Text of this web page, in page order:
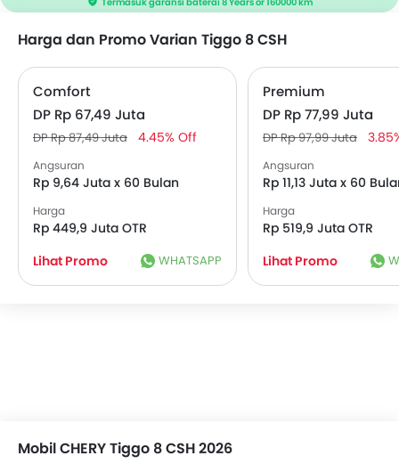
Harga dan Promo Varian Tiggo 8 CSH
Comfort
DP Rp 67,49 Juta
DP Rp 87,49 Juta 4.45% Off
Angsuran
Rp 9,64 Juta x 60 Bulan
Harga
Rp 449,9 Juta OTR
Lihat Promo
WHATSAPP
Premium
DP Rp 77,99 Juta
DP Rp 97,99 Juta
Angsuran
Rp 11,13 Juta x 60
Harga
Rp 519,9 Juta OTR
Lihat Promo
Mobil CHERY Tiggo 8 CSH 2026